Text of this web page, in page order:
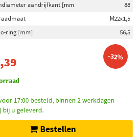
aandrijfkant [mm
88
M22x1,5
ring [mm]
56,5
-32%
17:00 besteld, binnen 2 werkdagen
bij u geleverd.
Bestellen